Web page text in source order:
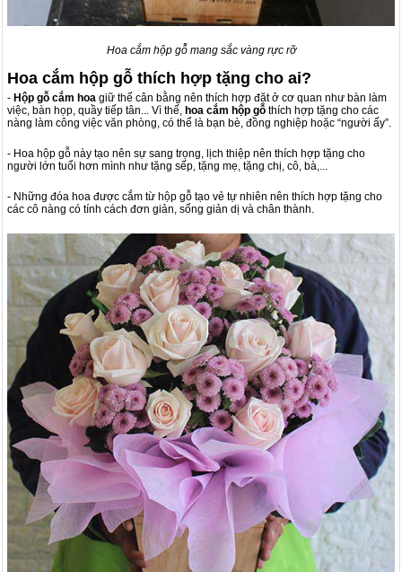
Hoa cắm hộp gỗ mang sắc vàng rực rỡ
Hoa cắm hộp gỗ thích hợp tặng cho ai?
- Hộp gỗ cắm hoa giữ thế cân bằng nên thích hợp đặt ở cơ quan như bàn làm
việc, bàn họp, quầy tiếp tân... Vì thế, hoa cắm hộp gỗ thích hợp tặng cho các
nàng làm công việc văn phòng, có thể là bạn bè, đồng nghiệp hoặc “người ấy”.
- Hoa hộp gỗ này tạo nên sự sang trọng, lịch thiệp nên thích hợp tặng cho
người lớn tuổi hơn mình như tặng sếp, tặng mẹ, tặng chị, cô, bà,...
- Những đóa hoa được cắm từ hộp gỗ tạo vẻ tự nhiên nên thích hợp tặng cho
các cô nàng có tính cách đơn giản, sống giản dị và chân thành.